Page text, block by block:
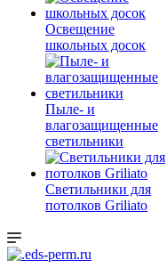
Освещение
школьных досок
Пыле- и
влагозащищенные
светильники
Светильники для
потолков Griliato